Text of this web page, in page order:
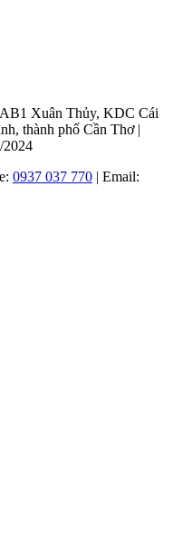
Xuân Thủy, KDC Cái
thành phố Cần Thơ |
2024
0937 037 770 | Email: